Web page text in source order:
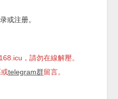
或注册。
，請勿在線解壓。
telegram群留言。